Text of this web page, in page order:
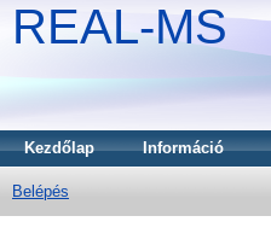
REAL-MS
Kezdőlap Információ
Belépés